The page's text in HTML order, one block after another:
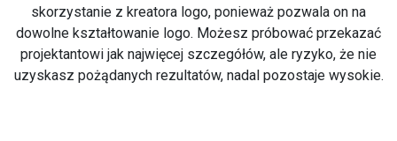
skorzystanie z kreatora logo, ponieważ pozwala on na
dowolne kształtowanie logo. Możesz próbować przekazać
projektantowi jak najwięcej szczegółów, ale ryzyko, że nie
uzyskasz pożądanych rezultatów, nadal pozostaje wysokie.